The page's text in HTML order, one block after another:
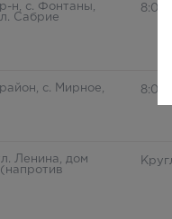
н, с. Фонтаны,
Сабрие
8:00
с. Мирное,
8:00
Ленина, дом
(напротив